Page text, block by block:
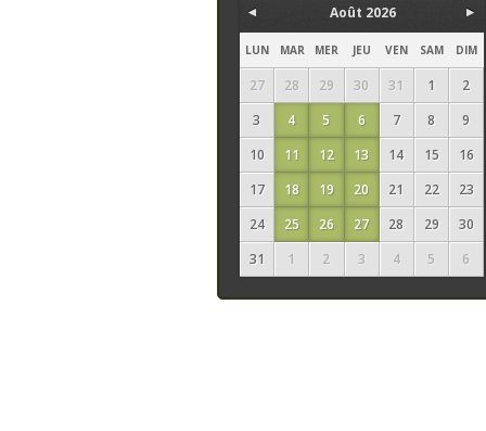
Août 2026
LUN MAR MER JEU VEN SAM DIM
27 28 29 30 31 1
2
3
4 5 6 7 8
9
10
11 12 13 14 15
16
17
18 19 20 21 22
23
24
25 26 27 28 29
30
31
1 2 3 4 5 6